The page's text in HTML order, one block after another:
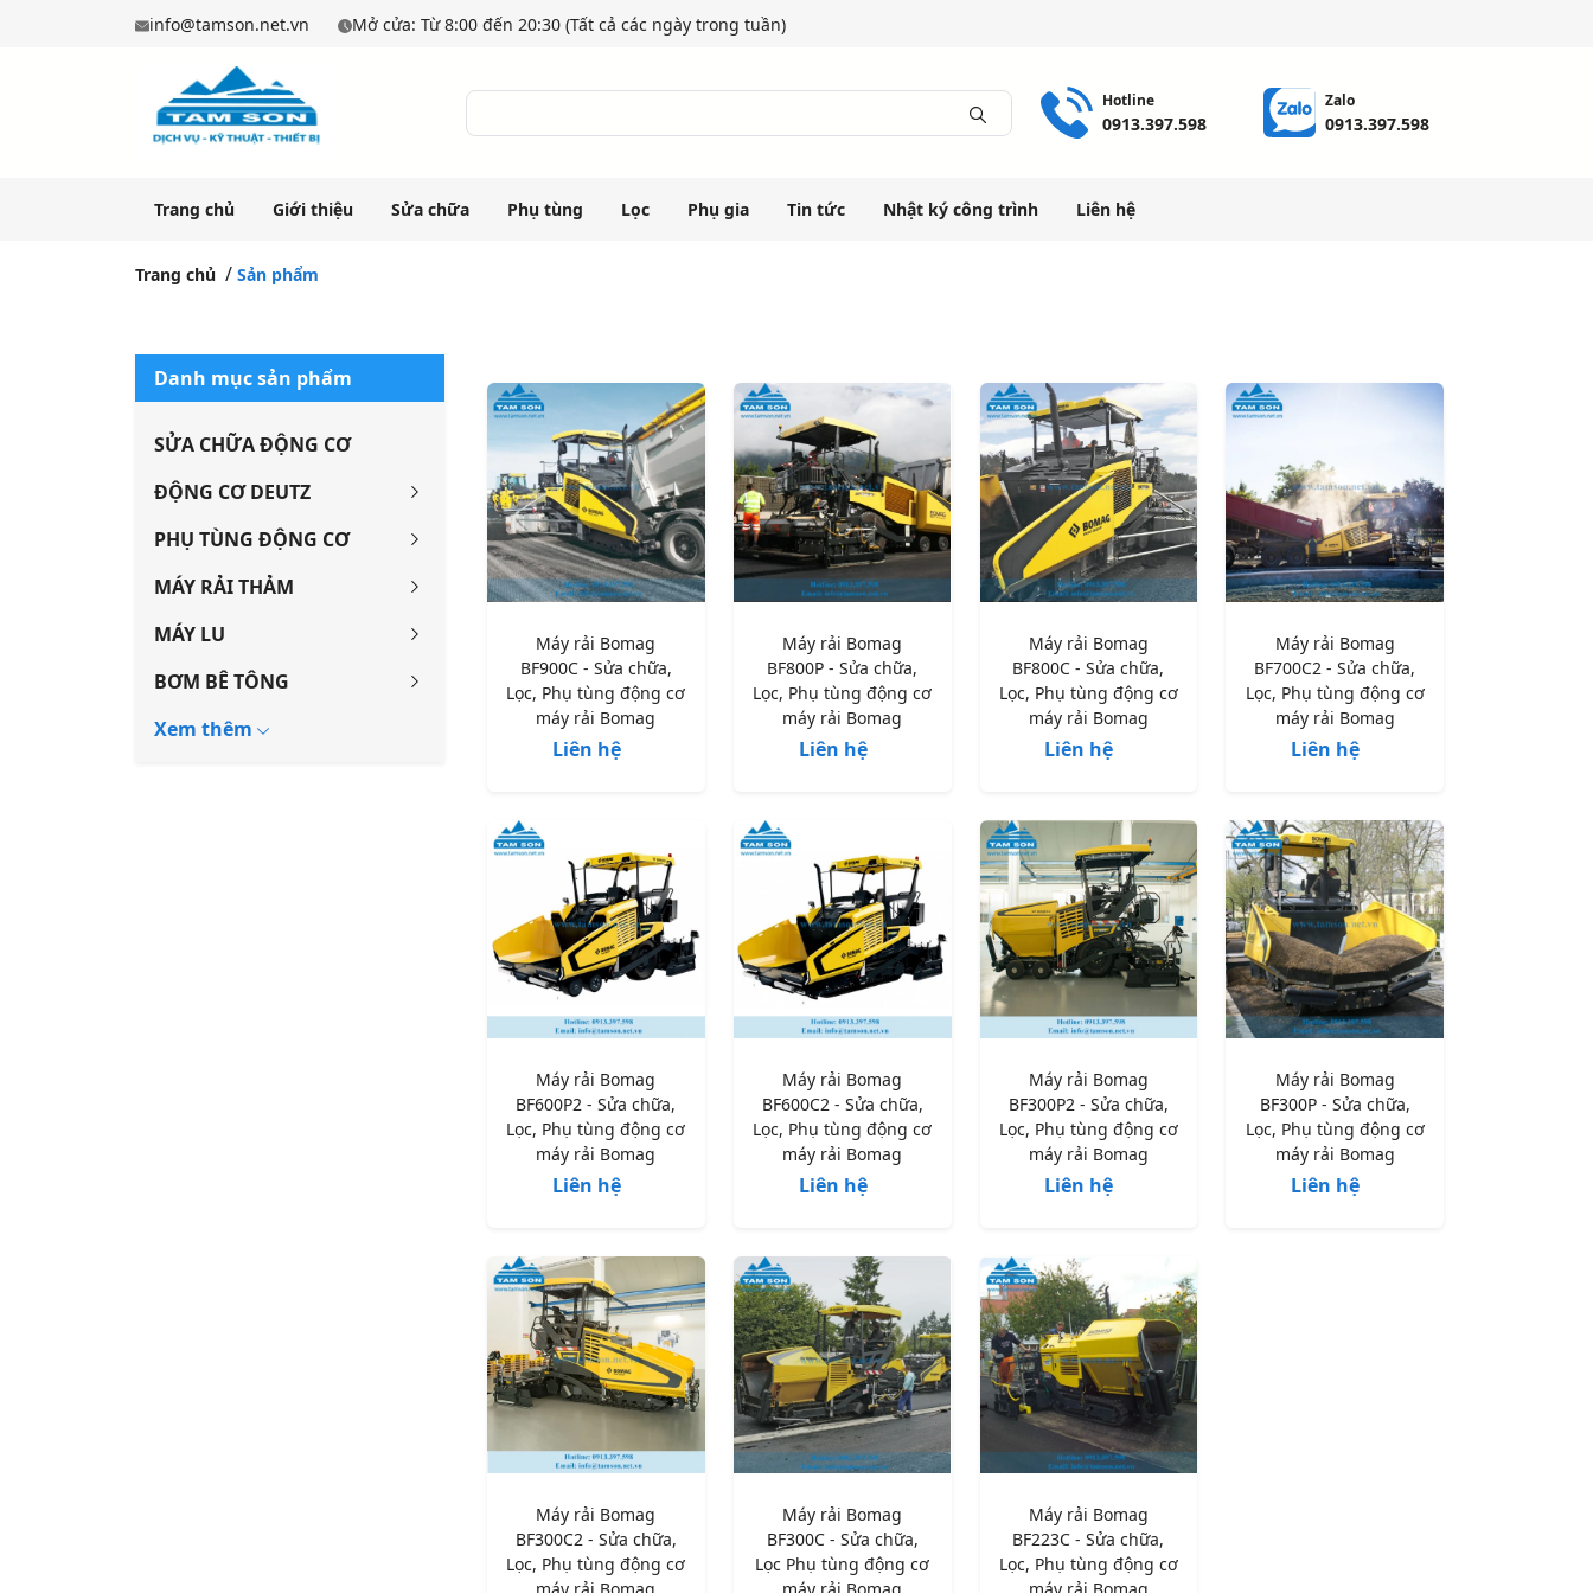
info@tamson.net.vn Mở cửa: Từ 8:00 đến 20:30 (Tất cả các ngày trong tuần)
Hotline
0913.397.598
Zalo
0913.397.598
Trang chủ Giới thiệu Sửa chữa Phụ tùng Lọc Phụ gia Tin tức Nhật ký công trình Liên hệ
Trang chủ Sản phẩm
Danh mục sản phẩm
SỬA CHỮA ĐỘNG CƠ
ĐỘNG CƠ DEUTZ
PHỤ TÙNG ĐỘNG CƠ
MÁY RẢI THẢM
MÁY LU
BƠM BÊ TÔNG
Máy rải Bomag
BF900C - Sửa chữa,
Lọc, Phụ tùng động cơ
máy rải Bomag
Liên hệ
Máy rải Bomag
BF800P - Sửa chữa,
Lọc, Phụ tùng động cơ
máy rải Bomag
Liên hệ
Máy rải Bomag
BF800C - Sửa chữa,
Lọc, Phụ tùng động cơ
máy rải Bomag
Liên hệ
Máy rải Bomag
BF700C2 - Sửa chữa,
Lọc, Phụ tùng động cơ
máy rải Bomag
Liên hệ
Máy rải Bomag
BF600P2 - Sửa chữa,
Lọc, Phụ tùng động cơ
máy rải Bomag
Liên hệ
Máy rải Bomag
BF600C2 - Sửa chữa,
Lọc, Phụ tùng động cơ
máy rải Bomag
Liên hệ
Máy rải Bomag
BF300P2 - Sửa chữa,
Lọc, Phụ tùng động cơ
máy rải Bomag
Liên hệ
Máy rải Bomag
BF300P - Sửa chữa,
Lọc, Phụ tùng động cơ
máy rải Bomag
Liên hệ
Máy rải Bomag
BF300C2 - Sửa chữa,
Lọc, Phụ tùng động cơ
Máy rải Bomag
BF300C - Sửa chữa,
Lọc Phụ tùng động cơ
Máy rải Bomag
BF223C - Sửa chữa,
Lọc, Phụ tùng động cơ